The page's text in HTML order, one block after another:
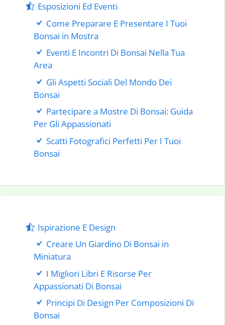
Esposizioni Ed Eventi
Come Preparare E Presentare I Tuoi
Bonsai in Mostra
Eventi E Incontri Di Bonsai Nella Tua
Area
Gli Aspetti Sociali Del Mondo Dei
Bonsai
Partecipare a Mostre Di Bonsai: Guida
Per Gli Appassionati
Scatti Fotografici Perfetti Per I Tuoi
Bonsai
Ispirazione E Design
Creare Un Giardino Di Bonsai in
Miniatura
I Migliori Libri E Risorse Per
Appassionati Di Bonsai
Principi Di Design Per Composizioni Di
Bonsai